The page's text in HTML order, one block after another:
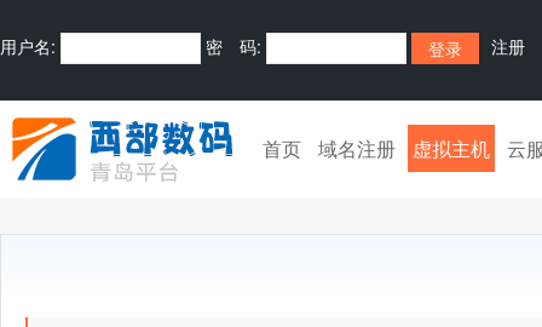
用户名: 密 码: 注册
首页 域名注册 虚拟主机 云